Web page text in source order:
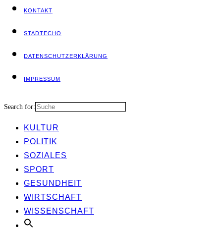
KON­TAKT
STADT­ECHO
DATEN­SCHUTZ­ER­KLÄ­RUNG
IMPRES­SUM
Search for:
KUL­TUR
POLI­TIK
SOZIA­LES
SPORT
GESUND­HEIT
WIRT­SCHAFT
WIS­SEN­SCHAFT